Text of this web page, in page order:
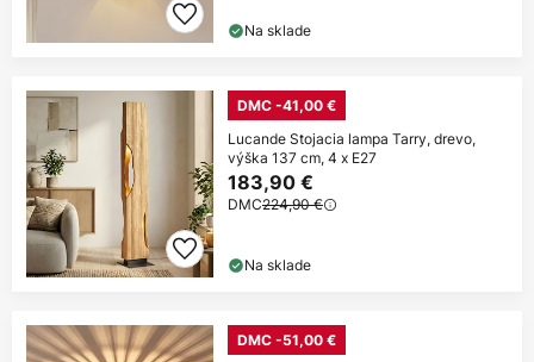
Na sklade
DMC -41,00 €
Lucande Stojacia lampa Tarry, drevo,
výška 137 cm, 4 x E27
183,90 €
DMC224,90 €
Na sklade
DMC -51,00 €